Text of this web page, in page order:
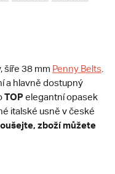
šíře 38 mm Penny Belts
a hlavně dostupný
TOP elegantní opasek
italské usně v české
zboží můžete